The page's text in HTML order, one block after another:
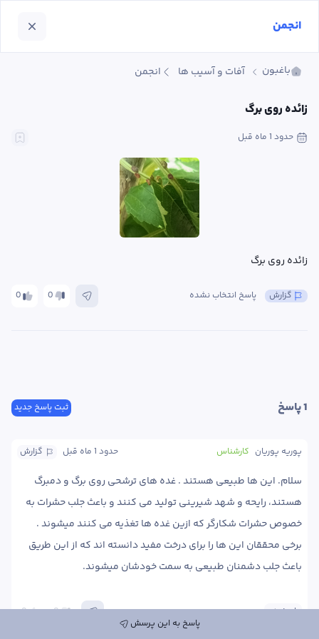
باغبون آفات و آسیب ها انجمن
زائده روی برگ
حدود 1 ماه قبل
زائده روی برگ
0 0 پاسخ انتخاب نشده گزارش
ثبت پاسخ جدید 1 پاسخ
گزارش حدود 1 ماه قبل کارشناس پوریه پوریان
باعث جلب دشمنان طبیعی به سمت خودشان میشوند.
0 0
پاسخ
پاسخ به این پرسش
انجمن